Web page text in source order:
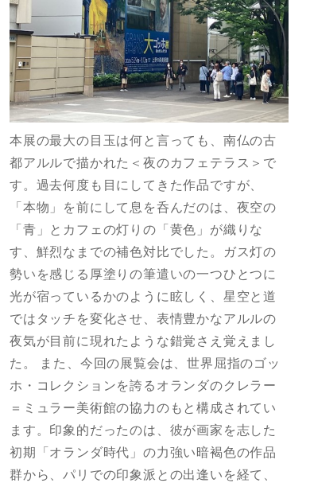
本展の最大の目玉は何と言っても、南仏の古
都アルルで描かれた＜夜のカフェテラス＞で
す。過去何度も目にしてきた作品ですが、
「本物」を前にして息を呑んだのは、夜空の
「青」とカフェの灯りの「黄色」が織りな
す、鮮烈なまでの補色対比でした。ガス灯の
勢いを感じる厚塗りの筆遣いの一つひとつに
光が宿っているかのように眩しく、星空と道
ではタッチを変化させ、表情豊かなアルルの
夜気が目前に現れたような錯覚さえ覚えまし
た。 また、今回の展覧会は、世界屈指のゴッ
ホ・コレクションを誇るオランダのクレラー
＝ミュラー美術館の協力のもと構成されてい
ます。印象的だったのは、彼が画家を志した
初期「オランダ時代」の力強い暗褐色の作品
群から、パリでの印象派との出逢いを経て、